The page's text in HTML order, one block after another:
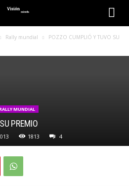
Rally mundial
POZZO CUMPLIÓ Y TUVO SU
MUNDIAL
PREMIO
1813 4